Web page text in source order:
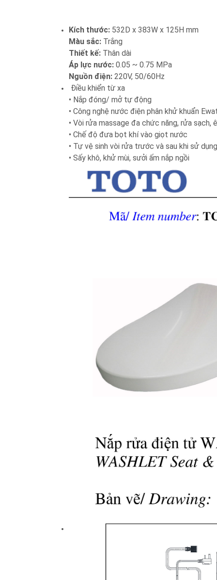
Kích thước: 532D x 383W x 125H mm
Màu sắc: Trắng
Thiết kế: Thân dài
Áp lực nước: 0.05 ~ 0.75 MPa
Nguồn điện: 220V, 50/60Hz
Điều khiển từ xa
• Nắp đóng/ mở tự động
• Công nghệ nước điện phân khử khuẩn
• Vòi rửa massage đa chức năng, rửa sạch,
• Chế độ đưa bọt khí vào giọt nước
• Tự vệ sinh vòi rửa trước và sau khi sử dụng
• Sấy khô, khử mùi, sưởi ấm nắp ngồi